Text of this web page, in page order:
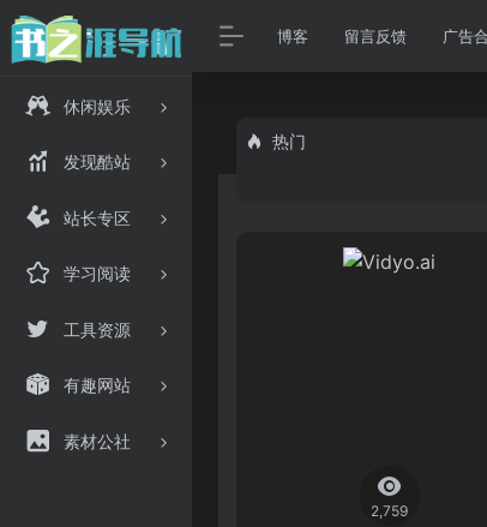
休闲娱乐
发现酷站
站长专区
学习阅读
工具资源
有趣网站
素材公社
博客 留言反馈 广告
热门
2,759